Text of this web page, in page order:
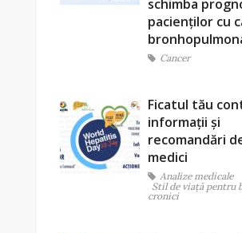
schimba
pacienților cu
Cancer
Ficatul tău
informații și
recomandări
medici
Analize medicale
Stil de viaţă pentru
cronici